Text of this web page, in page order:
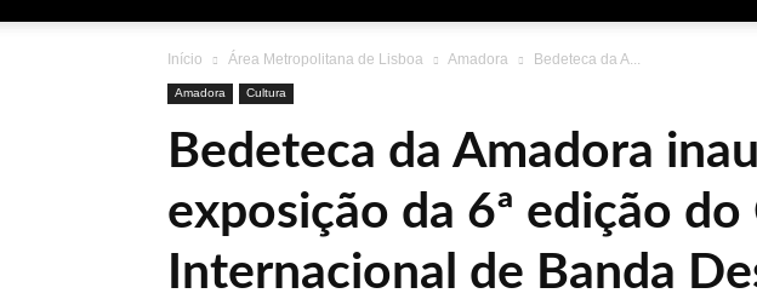
Início Área Metropolitana de Lisboa Amadora Bedeteca da A...
Amadora Cultura
Bedeteca da Amadora
exposição da 6ª edição
Internacional de Banda